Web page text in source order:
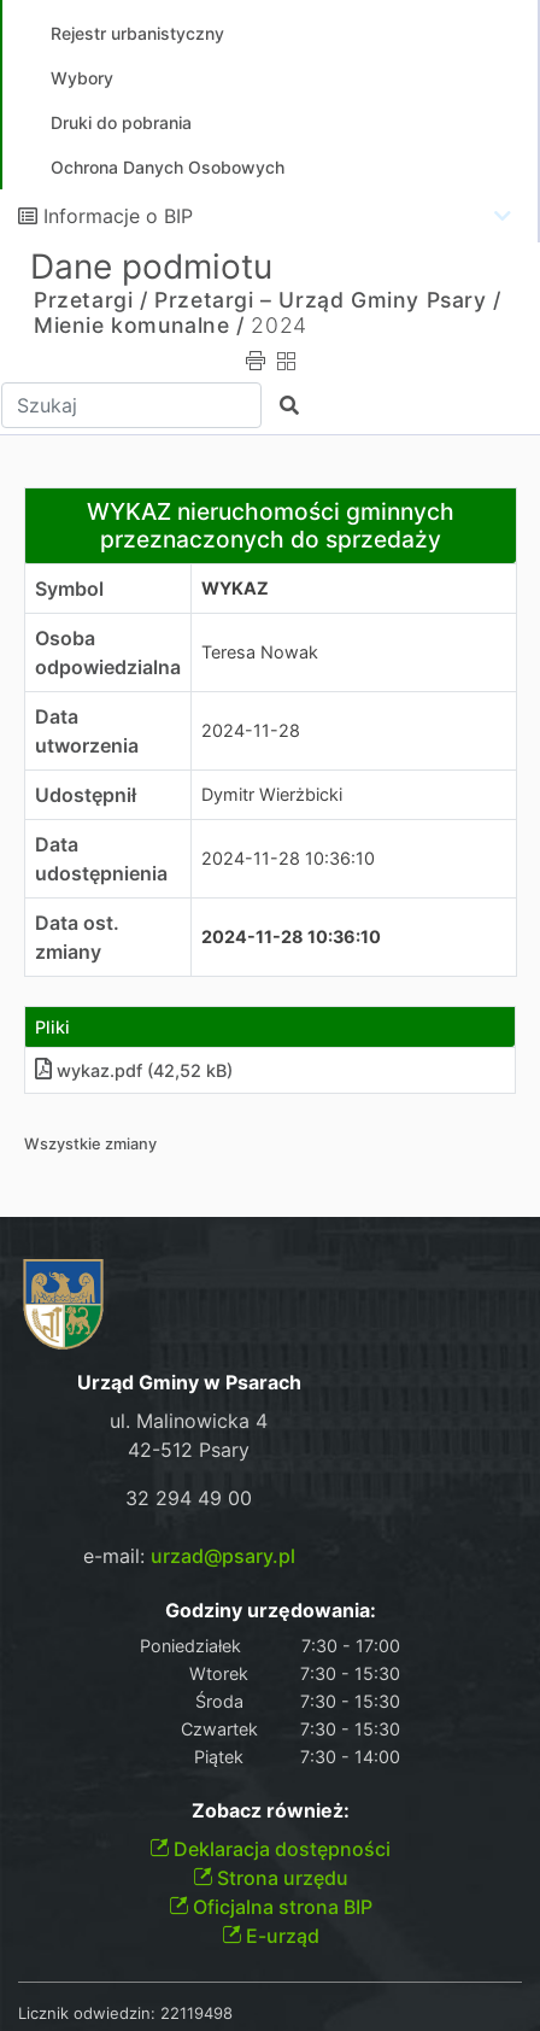
Rejestr urbanistyczny
Wybory
Druki do pobrania
Ochrona Danych Osobowych
Informacje o BIP
Dane podmiotu
Przetargi / Przetargi – Urząd Gminy Psary /
Mienie komunalne / 2024
Wpisz tekst do wyszukania Szukaj
WYKAZ nieruchomości gminnych przeznaczonych do
WYKAZ nieruchomości gminnych
przeznaczonych do sprzedaży
Symbol WYKAZ
Osoba
odpowiedzialna
Teresa Nowak
Data
utworzenia
2024-11-28
Udostępnił Dymitr Wierżbicki
Data
udostępnienia
2024-11-28 10:36:10
Data ost.
zmiany
2024-11-28 10:36:10
Pliki
wykaz.pdf (42,52 kB)
Wszystkie zmiany
Urząd Gminy w Psarach
ul. Malinowicka 4
42-512 Psary
32 294 49 00
e-mail: urzad@psary.pl
Godziny urzędowania:
Poniedziałek
7:30 - 17:00
Wtorek
7:30 - 15:30
Środa
7:30 - 15:30
Czwartek
7:30 - 15:30
Piątek
7:30 - 14:00
Zobacz również:
Deklaracja dostępności
Strona urzędu
Oficjalna strona BIP
E-urząd
Licznik odwiedzin: 22119498